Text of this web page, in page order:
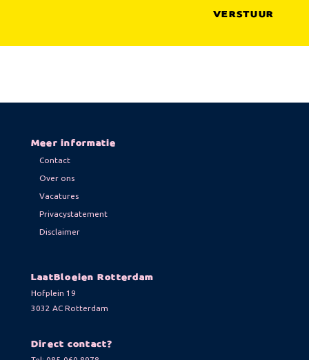
Meer informatie
Contact
Over ons
Vacatures
Privacystatement
Disclaimer
LaatBloeien Rotterdam
Hofplein 19
3032 AC Rotterdam
Direct contact?